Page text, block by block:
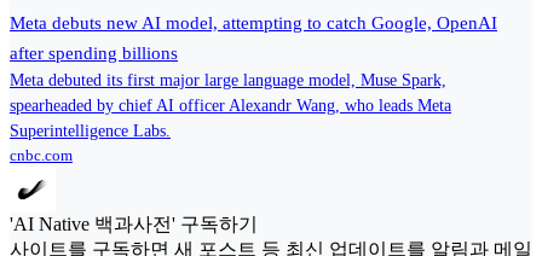
Meta debuts new AI model, attempting to catch Google, OpenAI
after spending billions
Meta debuted its first major large language model, Muse Spark,
spearheaded by chief AI officer Alexandr Wang, who leads Meta
Superintelligence Labs.
cnbc.com
'AI Native 백과사전' 구독하기
사이트를 구독하면 새 포스트 등 최신 업데이트를 알림과 메일